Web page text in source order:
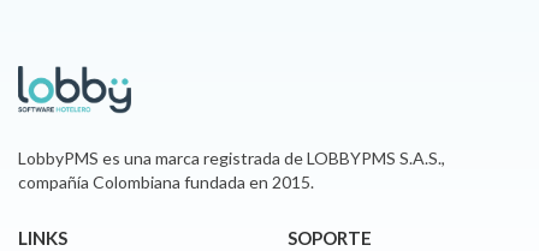
LobbyPMS es una marca registrada de LOBBYPMS S.A.S.,
compañía Colombiana fundada en 2015.
LINKS SOPORTE